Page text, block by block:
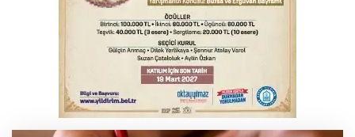
Salih Bademci ‘Sesler’le Bursa’da
Bursa’da rahvan atları şampiyonluk için
koştu